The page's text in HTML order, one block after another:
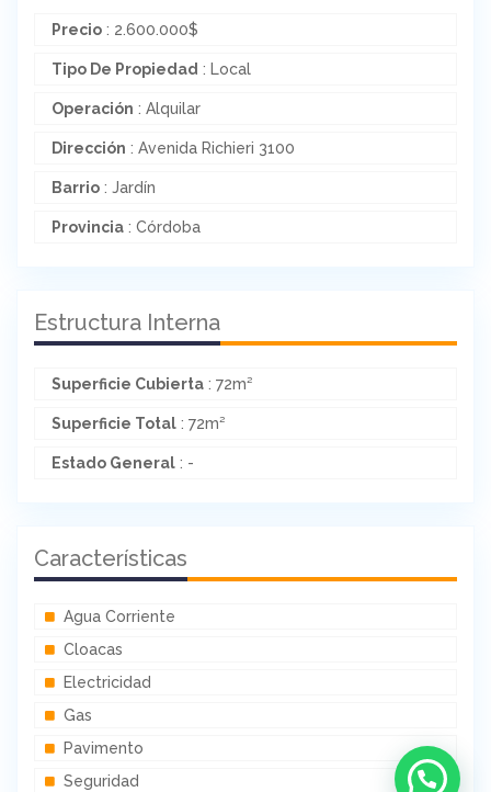
Precio : 2.600.000$
Tipo De Propiedad : Local
Operación : Alquilar
Dirección : Avenida Richieri 3100
Barrio : Jardín
Provincia : Córdoba
Estructura Interna
Superficie Cubierta : 72m²
Superficie Total : 72m²
Estado General : -
Características
Agua Corriente
Cloacas
Electricidad
Gas
Pavimento
Seguridad